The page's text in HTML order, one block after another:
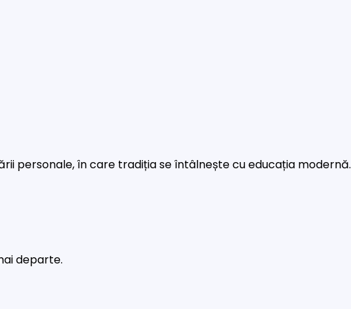
personale, în care tradiția se întâlnește cu educația modernă.
departe.